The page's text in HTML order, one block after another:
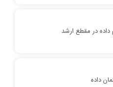
در مقطع ارشد
داده